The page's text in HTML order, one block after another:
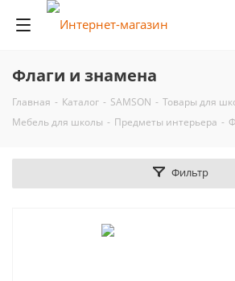
Флаги и знамена
Главная - Каталог - SAMSON - Товары для
Мебель для школы - Предметы интерьера -
Фильтр